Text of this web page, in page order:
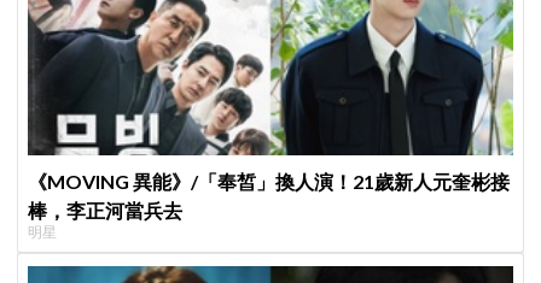
《MOVING 異能》/「奉皙」換人演！21歲新人元奎彬接
棒，李正河當兵去
明星